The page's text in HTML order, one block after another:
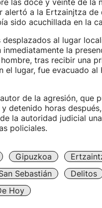
las doce y veinte de la
alertó a la Ertzainjtza de
sido acuchillada en la
desplazados al lugar
la
tras recibir una
el lugar, fue evacuado al
de la agresión, que
detenido horas
la autoridad judicial
policiales.
Gipuzkoa
Sebastián
Delitos
Hoy